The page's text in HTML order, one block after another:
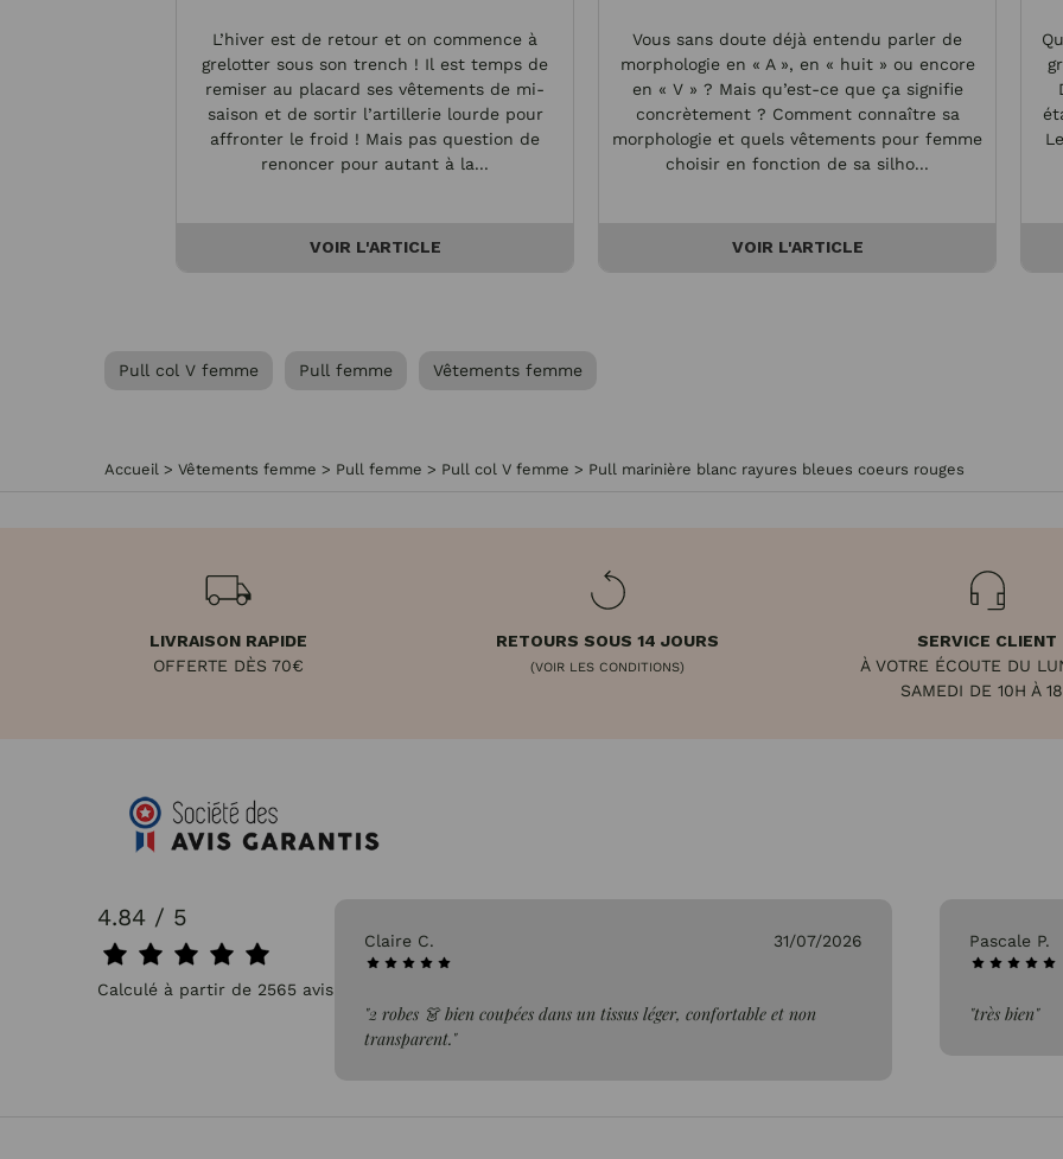
L’hiver est de retour et on commence à
grelotter sous son trench ! Il est temps de
remiser au placard ses vêtements de mi-
saison et de sortir l’artillerie lourde pour
affronter le froid ! Mais pas question de
renoncer pour autant à la...
VOIR L'ARTICLE
Vous sans doute déjà entendu parler de
morphologie en « A », en « huit » ou encore
en « V » ? Mais qu’est-ce que ça signifie
concrètement ? Comment connaître sa
morphologie et quels vêtements pour femme
choisir en fonction de sa silho...
VOIR L'ARTICLE
Pull col V femme Pull femme Vêtements femme
Accueil > Vêtements femme > Pull femme > Pull col V femme > Pull marinière blanc rayures bleues coeurs rouges
LIVRAISON RAPIDE
OFFERTE DÈS 70€
RETOURS SOUS 14 JOURS
(VOIR LES CONDITIONS)
SERVICE CLIENT
À VOTRE ÉCOUTE DU
SAMEDI DE 10H À
4.84 / 5
Calculé à partir de 2565 avis.
31/07/2026 Pascale P. 26/07/2026
"très bien"
Genevieve
"Parfait"